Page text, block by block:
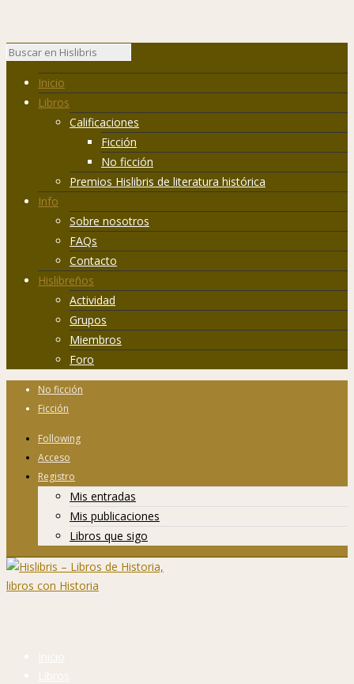
Inicio
Libros
Calificaciones
Ficción
No ficción
Premios Hislibris de literatura histórica
Info
Sobre nosotros
FAQs
Contacto
Hislibreños
Actividad
Grupos
Miembros
Foro
No ficción
Ficción
Following
Acceso
Registro
Mis entradas
Mis publicaciones
Libros que sigo
Inicio
Libros